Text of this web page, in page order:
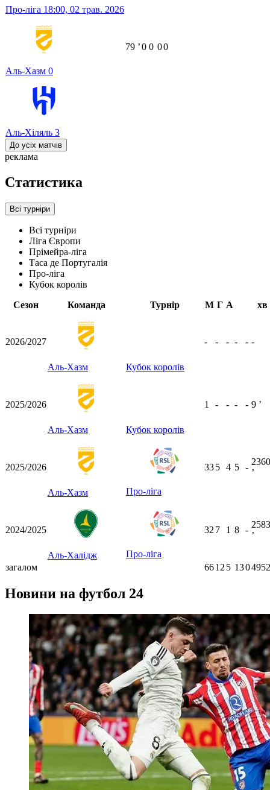
Про-ліга 18:00, 02 трав. 2026
Аль-Хазм 0
Аль-Хіляль 3
79 ʼ0 0 00
До усіх матчів
реклама
Статистика
Всі турніри
Всі турніри
Ліга Європи
Прімейра-ліга
Таса де Португалія
Про-ліга
Кубок королів
Сезон
Команда Турнір М Г А хв
2026/2027
Аль-Хазм Кубок королів
- - - - - -
2025/2026
Аль-Хазм Кубок королів
1 - - - - 9 ʼ
2025/2026
Аль-Хазм Про-ліга
335 4 5 -
2360
ʼ
2024/2025
Аль-Халідж Про-ліга
32 7 1 8 -
2583
ʼ
загалом 6612 5 130
Новини на футбол 24